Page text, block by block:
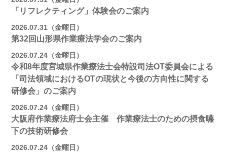
「リフレクティング」体験会のご案内
2026.07.31（金曜日）
第32回山形県作業療法学会のご案内
2026.07.24（金曜日）
令和8年度宮城県作業療法士会特設司法OT委員会による
「司法領域におけるOTの現状と今後の方向性に関する
研修会」のご案内
2026.07.24（金曜日）
大阪府作業療法府士会主催 作業療法士のための摂食嚥
下の技術研修会
2026.07.24（金曜日）